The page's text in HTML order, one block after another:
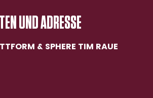
UND ADRESSE
& SPHERE TIM RAUE